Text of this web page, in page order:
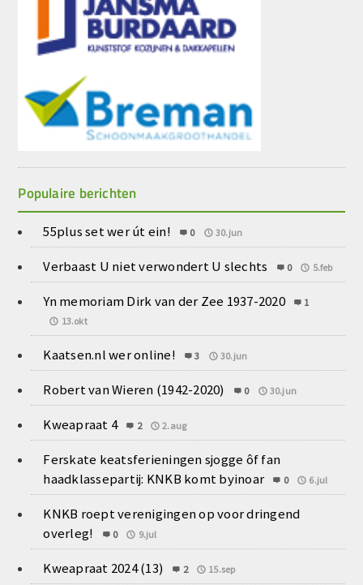
Populaire berichten
55plus set wer út ein! 0 30.jun
Verbaast U niet verwondert U slechts 0 5.feb
Yn memoriam Dirk van der Zee 1937-2020
1
13.okt
Kaatsen.nl wer online! 3 30.jun
Robert van Wieren (1942-2020) 0 30.jun
Kweapraat 4 2 2.aug
Ferskate keatsferieningen sjogge ôf fan
haadklassepartij: KNKB komt byinoar
0 6.jul
KNKB roept verenigingen op voor dringend
overleg!
0 9.jul
Kweapraat 2024 (13) 2 15.sep